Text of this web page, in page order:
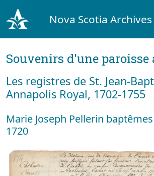
Nova Scotia Archives
Souvenirs d'une paroisse
Les registres de St. Jean-
Annapolis Royal, 1702-1755
Marie Joseph Pellerin
1720